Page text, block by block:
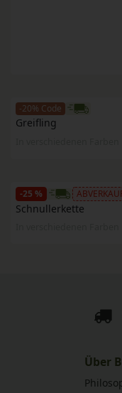
-20% Code
Greifling
-25 %
Schnullerkette
Über